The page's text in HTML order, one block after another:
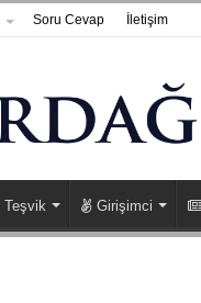
Soru Cevap İletişim
Teşvik Girişimci